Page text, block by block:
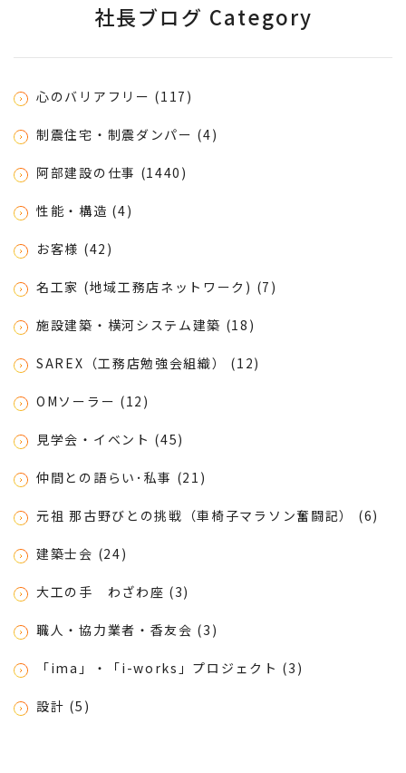
社長ブログ Category
心のバリアフリー (117)
制震住宅・制震ダンパー (4)
阿部建設の仕事 (1440)
性能・構造 (4)
お客様 (42)
名工家 (地域工務店ネットワーク) (7)
施設建築・横河システム建築 (18)
SAREX（工務店勉強会組織） (12)
OMソーラー (12)
見学会・イベント (45)
仲間との語らい･私事 (21)
元祖 那古野びとの挑戦（車椅子マラソン奮闘記） (6)
建築士会 (24)
大工の手 わざわ座 (3)
職人・協力業者・香友会 (3)
「ima」・「i-works」プロジェクト (3)
設計 (5)